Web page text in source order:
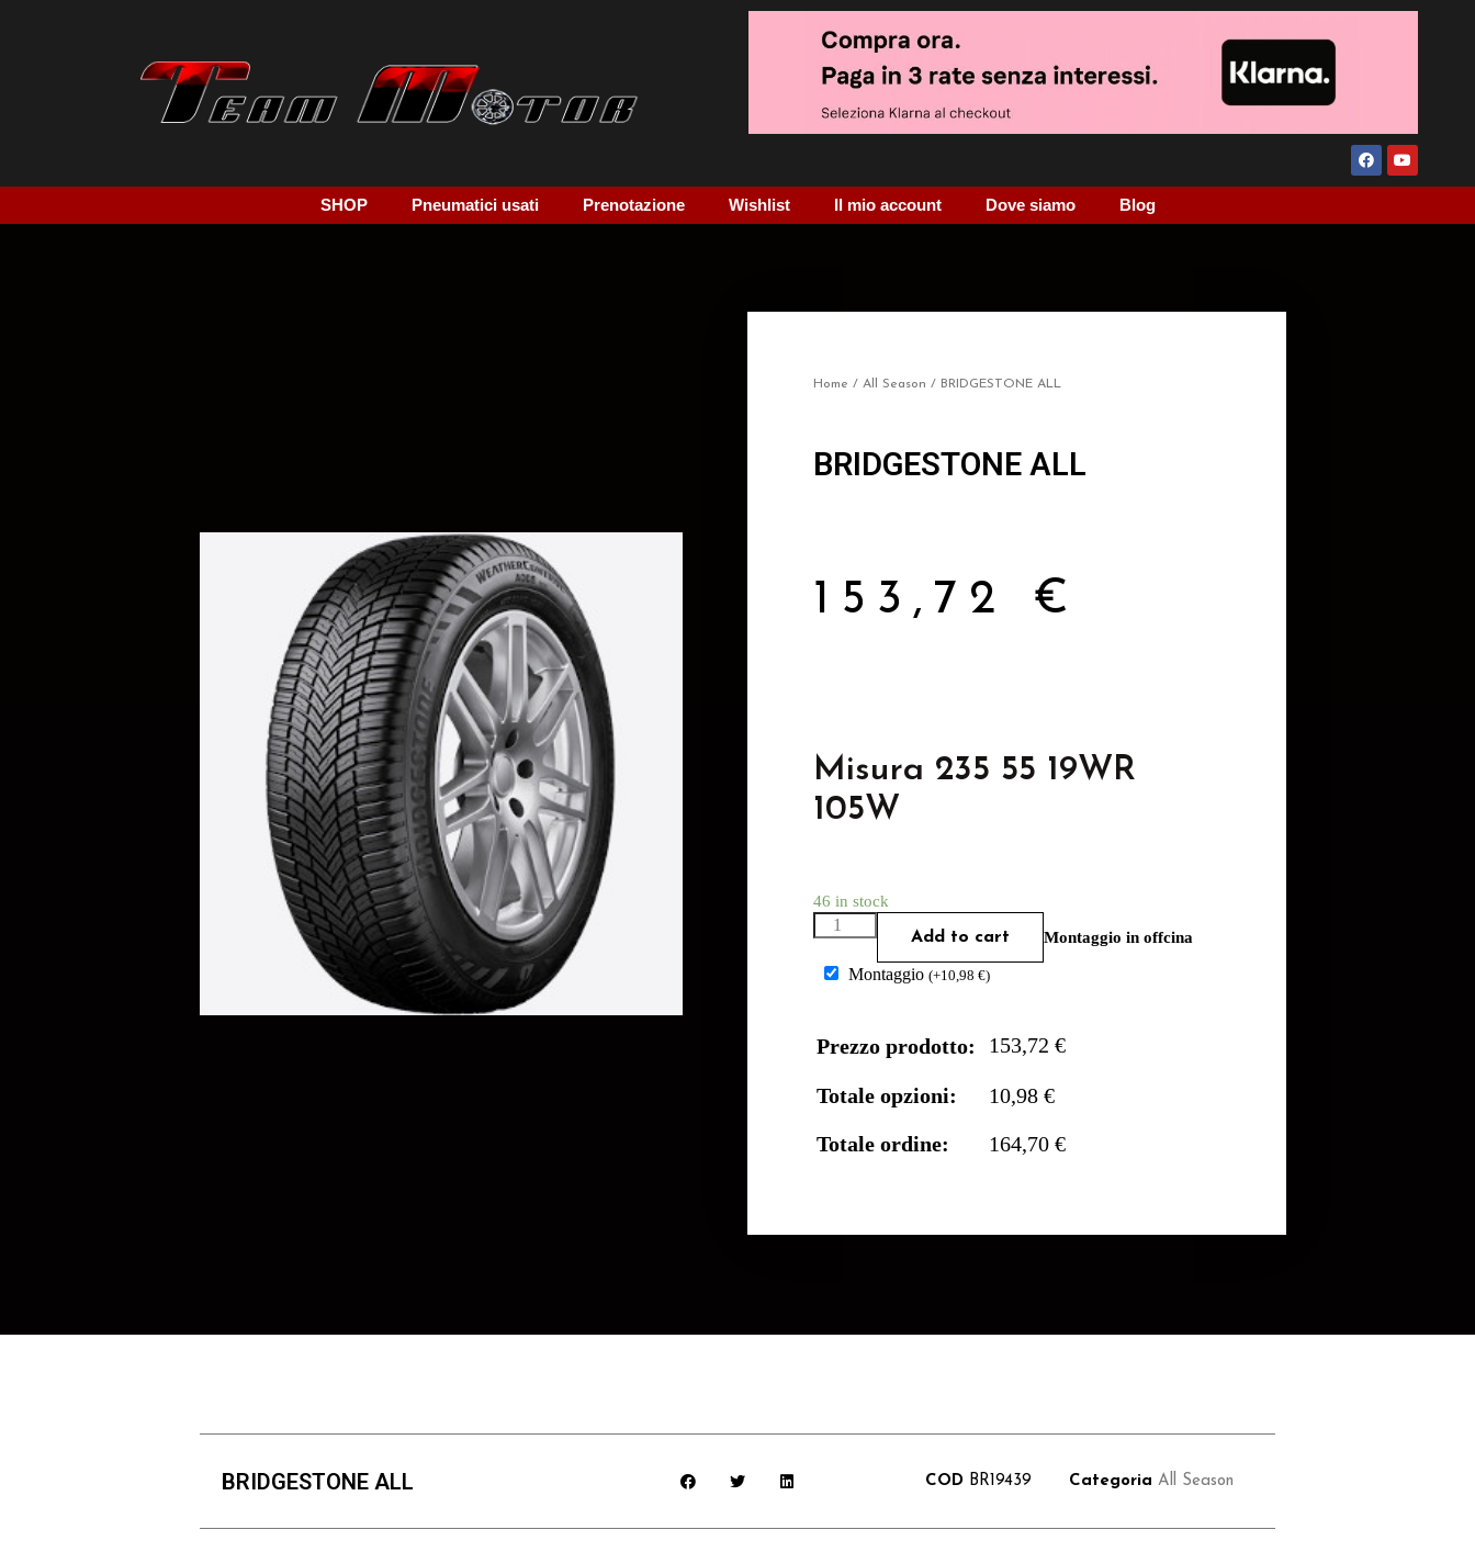
SHOP Pneumatici usati Prenotazione Wishlist Il mio account Dove siamo Blog
Home / All Season / BRIDGESTONE ALL
BRIDGESTONE ALL
153,72 €
Misura 235 55 19WR
105W
46 in stock
Add to cart Montaggio in offcina
Montaggio (+10,98 €)
Prezzo prodotto: 153,72 €
Totale opzioni:
10,98 €
Totale ordine:
164,70 €
BRIDGESTONE ALL COD BR19439 Categoria All Season